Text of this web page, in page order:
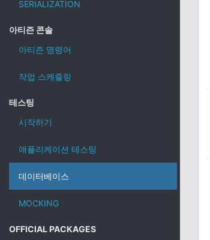
SERIALIZATION
아티즌 콘솔
아티즌 명령어
작업 스케줄링
테스팅
시작하기
애플리케이션 테스팅
데이터베이스
MOCKING
OFFICIAL PACKAGES